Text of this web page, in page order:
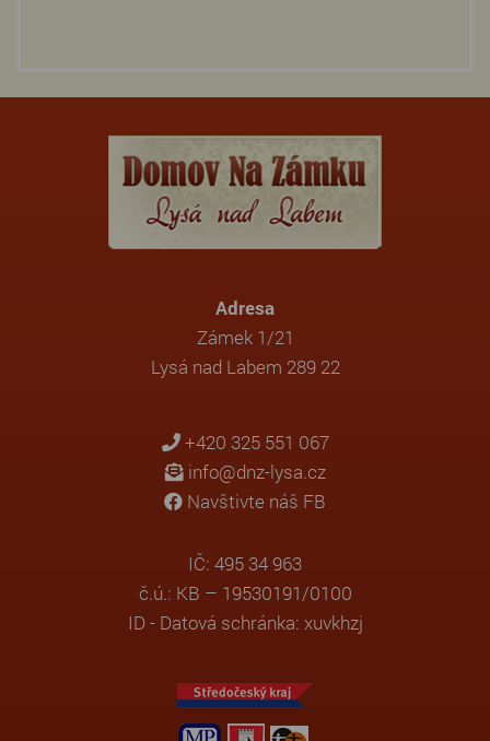
Adresa
Zámek 1/21
Lysá nad Labem 289 22
+420 325 551 067
info@dnz-lysa.cz
Navštivte náš FB
IČ: 495 34 963
č.ú.: KB – 19530191/0100
ID - Datová schránka: xuvkhzj